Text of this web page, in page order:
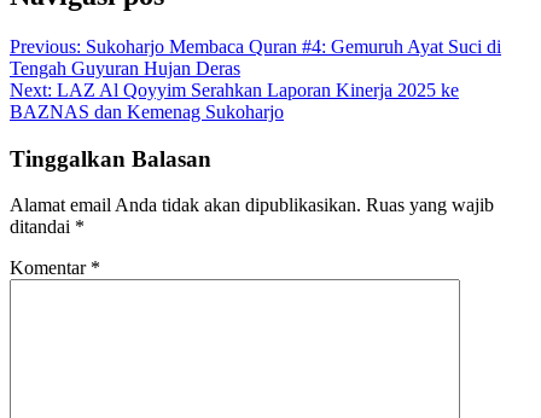
Previous: Sukoharjo Membaca Quran #4: Gemuruh Ayat Suci di
Tengah Guyuran Hujan Deras
Next: LAZ Al Qoyyim Serahkan Laporan Kinerja 2025 ke
BAZNAS dan Kemenag Sukoharjo
Tinggalkan Balasan
Alamat email Anda tidak akan dipublikasikan. Ruas yang wajib
ditandai *
Komentar *